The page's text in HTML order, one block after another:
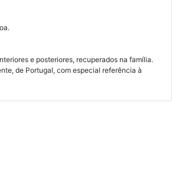
e posteriores, recuperados na família.
de Portugal, com especial referência à